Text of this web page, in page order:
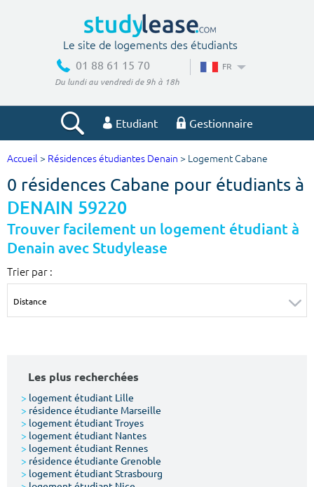
Le site de logements des étudiants
01 88 61 15 70
Du lundi au vendredi de 9h à 18h
FR
Etudiant Gestionnaire
Votre recherche
Ville, école
Type de location
Votre date d'entrée
Accueil > Résidences étudiantes Denain > Logement Cabane
0 résidences Cabane pour étudiants à
DENAIN 59220
Trouver facilement un logement étudiant à
Denain avec Studylease
Trier par :
Les plus recherchées
> logement étudiant Lille
> résidence étudiante Marseille
> logement étudiant Troyes
> logement étudiant Nantes
> logement étudiant Rennes
> résidence étudiante Grenoble
> logement étudiant Strasbourg